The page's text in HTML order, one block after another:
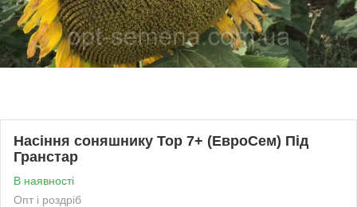
Насіння соняшнику Тор 7+ (ЕвроСем) Під
Гранстар
В наявності
Опт і роздріб